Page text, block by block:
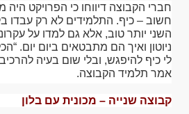
חברי הקבוצה דיווחו כי הפרויקט היה
חשוב – כיף. התלמידים לא רק עבדו
השני יותר טוב, אלא גם למדו על
ניוטון ואיך הם מתבטאים ביום יום.
לי כיף להיפגש, ובלי שום בעיה
אמר תלמיד הקבוצה.
קבוצה שנייה – מכונית עם בלון